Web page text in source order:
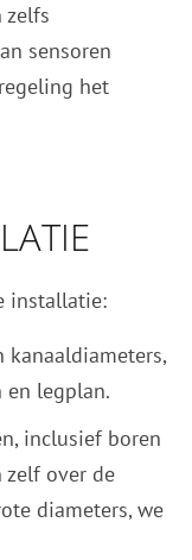
zelfs
sensoren
het
installatie:
kanaaldiameters,
legplan.
inclusief boren
zelf over de
diameters, we